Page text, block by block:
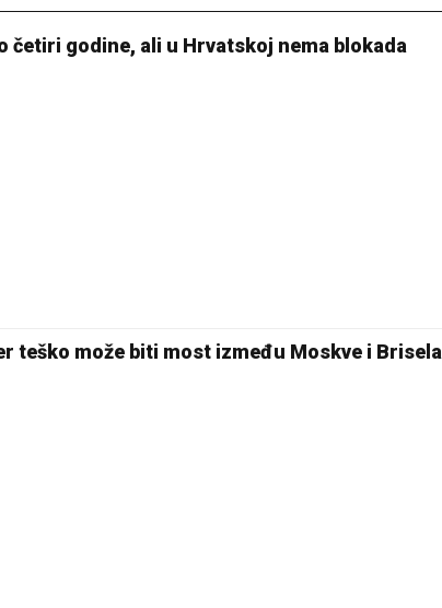
četiri godine, ali u Hrvatskoj nema blokada
teško može biti most između Moskve i Brisela